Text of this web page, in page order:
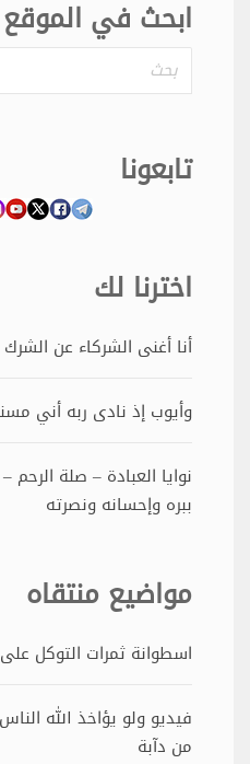
ابحث في الموقع
تابعونا
اخترنا لك
أنا أغنى الشركاء عن الشرك
وأيوب إذ نادى ربه أني
نوايا العبادة – صلة الرحم
ببره وإحسانه ونصرته
مواضيع منتقاه
اسطوانة ثمرات التوكل على
فيديو ولو يؤاخذ الله
من دآبة